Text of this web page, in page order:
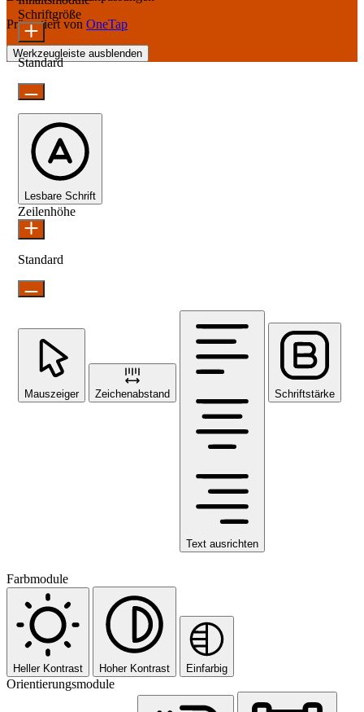
Präsentiert von OneTap
Werkzeugleiste ausblenden
Schriftgröße
Standard
Lesbare Schrift
Zeilenhöhe
Standard
Mauszeiger Zeichenabstand
Text ausrichten
Schriftstärke
Farbmodule
Heller Kontrast Hoher Kontrast Einfarbig
Orientierungsmodule